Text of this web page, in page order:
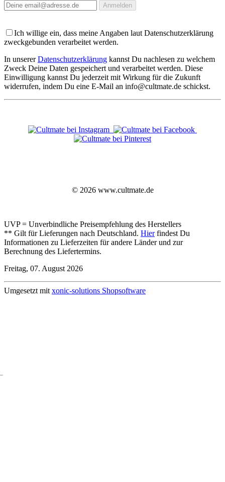
Anmelden
Ich willige ein, dass meine Angaben laut Datenschutzerklärung
zweckgebunden verarbeitet werden.
In unsererDatenschutzerklärung kannst Du nachlesen zu welchem
Zweck Deine Daten gespeichert und verarbeitet werden. Diese
Einwilligung kannst Du jederzeit mit Wirkung für die Zukunft
widerrufen, indem Du eine E-Mail an info@cultmate.de schickst.
© 2026 www.cultmate.de
UVP = Unverbindliche Preisempfehlung des Herstellers
** Gilt für Lieferungen nach Deutschland. Hierfindest Du
Informationen zu Lieferzeiten für andere Länder und zur
Berechnung des Liefertermins.
Freitag, 07. August 2026
Umgesetzt mit xonic-solutions Shopsoftware